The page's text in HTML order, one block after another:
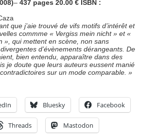
– 437 pages 20.00 € ISBN :
que j’aie trouvé de vifs motifs d’intérêt et
commme « Vergiss mein nicht » et «
», qui mettent en scène, non sans
d’évènements dérangeants. De
bien entendu, apparaître dans des
je doute que leurs auteurs eussent manié
sur un mode comparable. »
Bluesky Facebook
Threads Mastodon